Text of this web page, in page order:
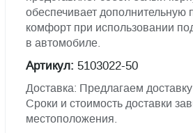
обеспечивает дополнительную
комфорт при использовании
в автомобиле.
Артикул: 5103022-50
Доставка: Предлагаем
Сроки и стоимость доставки
местоположения.